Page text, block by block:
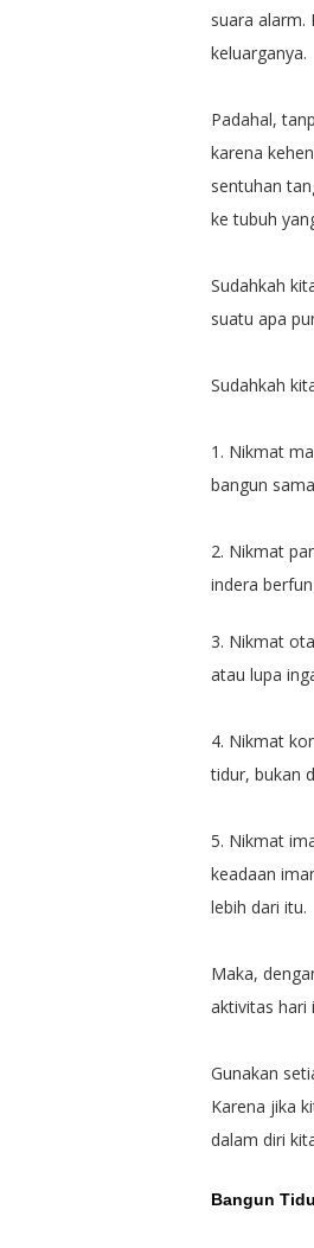
suara alarm.
keluarganya.
Padahal,
karena
sentuhan
ke tubuh
Sudahkah
suatu apa
Sudahkah
1. Nikmat
bangun
2. Nikmat
indera
3. Nikmat
atau lupa
4. Nikmat
tidur, bukan
5. Nikmat
keadaan
lebih dari itu.
Maka,
aktivitas hari
Gunakan
Karena jika
dalam diri
Bangun